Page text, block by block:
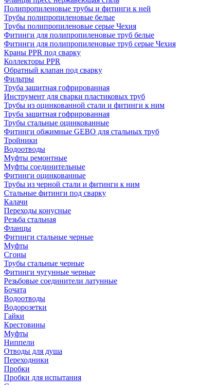
Полипропиленовые трубы и фитинги к ней
Трубы полипропиленовые белые
Трубы полипропиленовые серые Чехия
Фитинги для полипропиленовые труб белые
Фитинги для полипропиленовые труб серые Чехия
Краны PPR под сварку
Коллекторы PPR
Обратный клапан под сварку
Фильтры
Труба защитная гофрированная
Инструмент для сварки пластиковых труб
Трубы из оцинкованной стали и фитинги к ним
Труба защитная гофрированная
Трубы стальные оцинкованные
Фитинги обжимные GEBO для стальных труб
Тройники
Водоотводы
Муфты ремонтные
Муфты соединительные
Фитинги оцинкованные
Трубы из черной стали и фитинги к ним
Стальные фитинги под сварку
Калачи
Переходы конусные
Резьба стальная
Фланцы
Фитинги стальные черные
Муфты
Сгоны
Трубы стальные черные
Фитинги чугунные черные
Резьбовые соединители латунные
Бочата
Водоотводы
Водорозетки
Гайки
Крестовины
Муфты
Ниппели
Отводы для душа
Переходники
Пробки
Пробки для испытания